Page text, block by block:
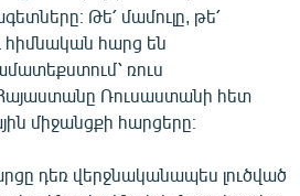
Թե՛ մամուլը, թե՛
հիմնական հարց են
ռուս
Ռուսաստանի հետ
միջանցքի հարցերը։
դեռ վերջնականապես լուծված